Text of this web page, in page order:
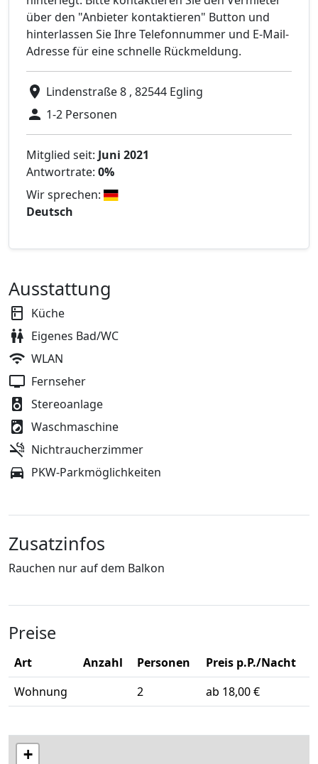
über den "Anbieter kontaktieren" Button und
hinterlassen Sie Ihre Telefonnummer und E-Mail-
Adresse für eine schnelle Rückmeldung.
Lindenstraße 8 , 82544 Egling
1-2 Personen
Mitglied seit: Juni 2021
Antwortrate: 0%
Wir sprechen:
Deutsch
Ausstattung
Küche
Eigenes Bad/WC
WLAN
Fernseher
Stereoanlage
Waschmaschine
Nichtraucherzimmer
PKW-Parkmöglichkeiten
Zusatzinfos
Rauchen nur auf dem Balkon
Preise
Art Anzahl Personen
Preis p.P./Nacht
Wohnung
2 ab 18,00 €
+